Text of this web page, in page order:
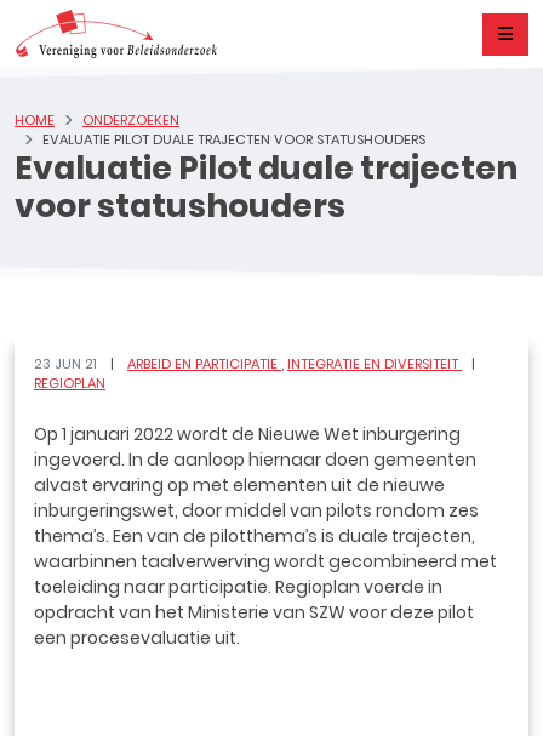
Evaluatie Pilot duale trajecten
voor statushouders
HOME
ONDERZOEKEN
EVALUATIE PILOT DUALE TRAJECTEN VOOR STATUSHOUDERS
23 JUN 21 ARBEID EN PARTICIPATIE INTEGRATIE EN DIVERSITEIT
REGIOPLAN
Op 1 januari 2022 wordt de Nieuwe Wet inburgering
ingevoerd. In de aanloop hiernaar doen gemeenten
alvast ervaring op met elementen uit de nieuwe
inburgeringswet, door middel van pilots rondom zes
thema’s. Een van de pilotthema’s is duale trajecten,
waarbinnen taalverwerving wordt gecombineerd met
toeleiding naar participatie. Regioplan voerde in
opdracht van het Ministerie van SZW voor deze pilot
een procesevaluatie uit.